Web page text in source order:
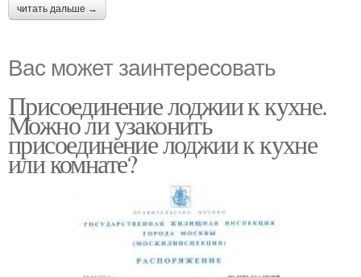
читать дальше →
Вас может заинтересовать
Присоединение лоджии к кухне.
Можно ли узаконить
присоединение лоджии к кухне
или комнате?